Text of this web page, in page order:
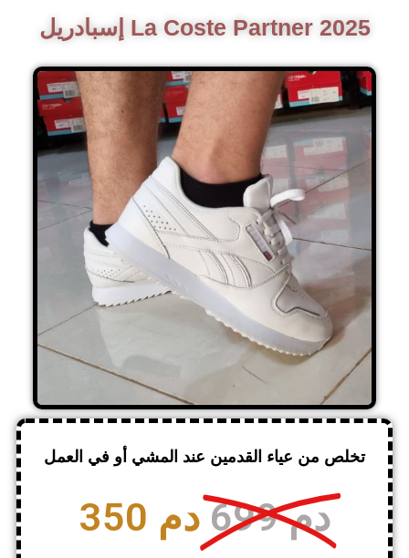
إسبادريل La Coste Partner 2025
تخلص من عياء القدمين عند المشي أو في العمل
350 دم 699 دم